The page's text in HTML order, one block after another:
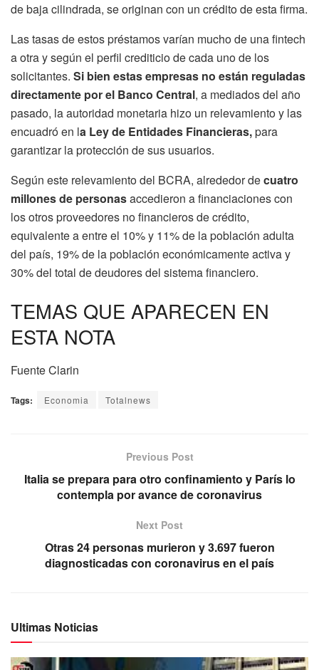
de baja cilindrada, se originan con un crédito de esta firma.
Las tasas de estos préstamos varían mucho de una fintech
a otra y según el perfil crediticio de cada uno de los
solicitantes. Si bien estas empresas no están reguladas
directamente por el Banco Central, a mediados del año
pasado, la autoridad monetaria hizo un relevamiento y las
encuadró en la Ley de Entidades Financieras,para
garantizar la protección de sus usuarios.
Según este relevamiento del BCRA, alrededor decuatro
millones de personasaccedieron a financiaciones con
los otros proveedores no financieros de crédito,
equivalente a entre el 10% y 11% de la población adulta
del país, 19% de la población económicamente activa y
30% del total de deudores del sistema financiero.
TEMAS QUE APARECEN EN
ESTA NOTA
Fuente Clarin
Tags: Economia Totalnews
Previous Post
Italia se prepara para otro confinamiento y París lo
contempla por avance de coronavirus
Next Post
Otras 24 personas murieron y 3.697 fueron
diagnosticadas con coronavirus en el país
Ultimas Noticias